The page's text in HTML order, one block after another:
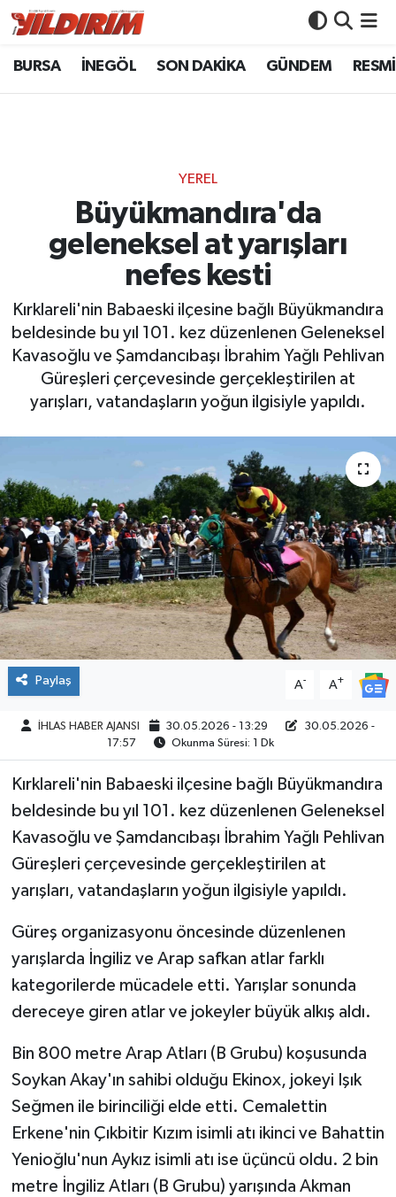
BURSA İNEGÖL SON DAKİKA GÜNDEM
YEREL
Büyükmandıra'da
geleneksel at yarışları
nefes kesti
Kırklareli'nin Babaeski ilçesine bağlı Büyükmandıra
beldesinde bu yıl 101. kez düzenlenen Geleneksel
Kavasoğlu ve Şamdancıbaşı İbrahim Yağlı Pehlivan
Güreşleri çerçevesinde gerçekleştirilen at
yarışları, vatandaşların yoğun ilgisiyle yapıldı.
Paylaş A- A+
İHLAS HABER AJANSI 30.05.2026 - 13:29
30.05.2026 -
17:57
Okunma Süresi: 1 Dk
Kırklareli'nin Babaeski ilçesine bağlı Büyükmandıra
beldesinde bu yıl 101. kez düzenlenen Geleneksel
Kavasoğlu ve Şamdancıbaşı İbrahim Yağlı Pehlivan
Güreşleri çerçevesinde gerçekleştirilen at
yarışları, vatandaşların yoğun ilgisiyle yapıldı.
Güreş organizasyonu öncesinde düzenlenen
yarışlarda İngiliz ve Arap safkan atlar farklı
kategorilerde mücadele etti. Yarışlar sonunda
dereceye giren atlar ve jokeyler büyük alkış aldı.
Bin 800 metre Arap Atları (B Grubu) koşusunda
Soykan Akay'ın sahibi olduğu Ekinox, jokeyi Işık
Seğmen ile birinciliği elde etti. Cemalettin
Erkene'nin Çıkbitir Kızım isimli atı ikinci ve Bahattin
Yenioğlu'nun Aykız isimli atı ise üçüncü oldu. 2 bin
metre İngiliz Atları (B Grubu) yarışında Akman
BURSA
GÜNDEM
RESMİ İLANLAR
SİYASET
YAŞAM
Bursa Nöbetçi Eczaneler
Bursa Trafik Yoğunluk Haritası
Süper Lig Puan Durumu ve Fikstür
Son Dakika Haberleri
Haber Arşivi